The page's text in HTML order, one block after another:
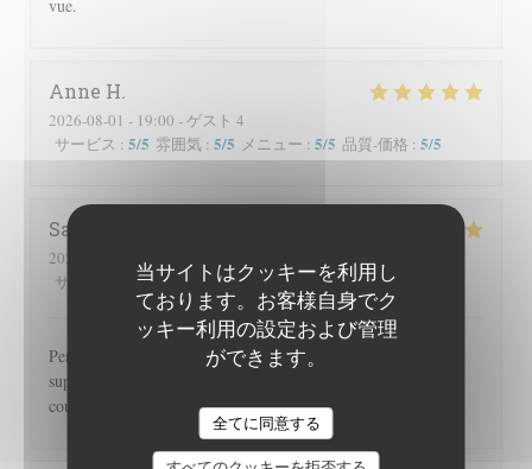
当サイトはクッキーを利用し
ております。お客様自身でク
ッキー利用の設定および管理
ができます。
全てに同意する
vue.
Anne H
2026-08-01 - 19:00 - ゲスト 4
サービス : 5/5 雰囲気 : 5/5 メニュー : 5/5 品質-価格 : 5/5
Sandrine
2026-07-29
- 20:00 - ゲスト 3
サービス
/5 雰囲気 : 5/5 メニュー 5/5 品質-価格
Personnel très sympathique et efficace, repas délicieux, cadre
super sympa avec très jolie vue sur la Vallée et un magnifique
coucher de soleil, une bonne adresse à ne pas manquer